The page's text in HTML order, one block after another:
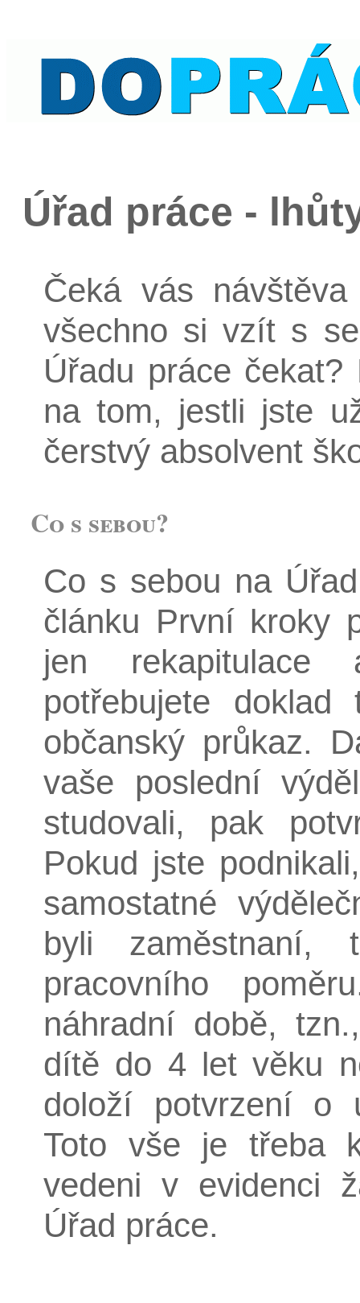
Úřad práce -
Čeká vás
všechno si vzít s
Úřadu práce
na tom, jestli jste
čerstvý absolvent
Co s sebou?
Co s sebou na
článku První kroky
jen rekapitulace
potřebujete doklad
občanský průkaz.
vaše poslední
studovali, pak
Pokud jste
samostatné
byli zaměstnaní,
pracovního
náhradní době,
dítě do 4 let věku
doloží potvrzení o
Toto vše je třeba
vedeni v evidenci
Úřad práce.